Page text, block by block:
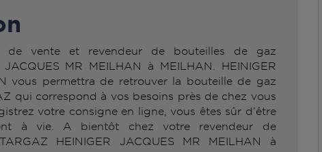
de vente et revendeur de bouteilles de gaz
MR MEILHAN à MEILHAN. HEINIGER
vous permettra de retrouver la bouteille de gaz
qui correspond à vos besoins près de chez vous
votre consigne en ligne, vous êtes sûr d’être
à vie. A bientôt chez votre revendeur de
HEINIGER JACQUES MR MEILHAN à